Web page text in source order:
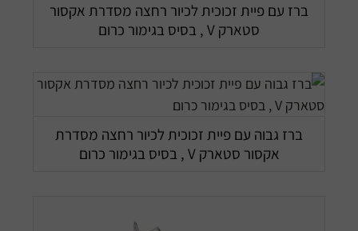
ברז עם פיית זכוכית לכיור רחצה מסדרת אקסור
סטארק V , בסיס בגימור כרום
ברז גבוה עם פיית זכוכית לכיור רחצה מסדרת
אקסור סטארק V , בסיס בגימור כרום